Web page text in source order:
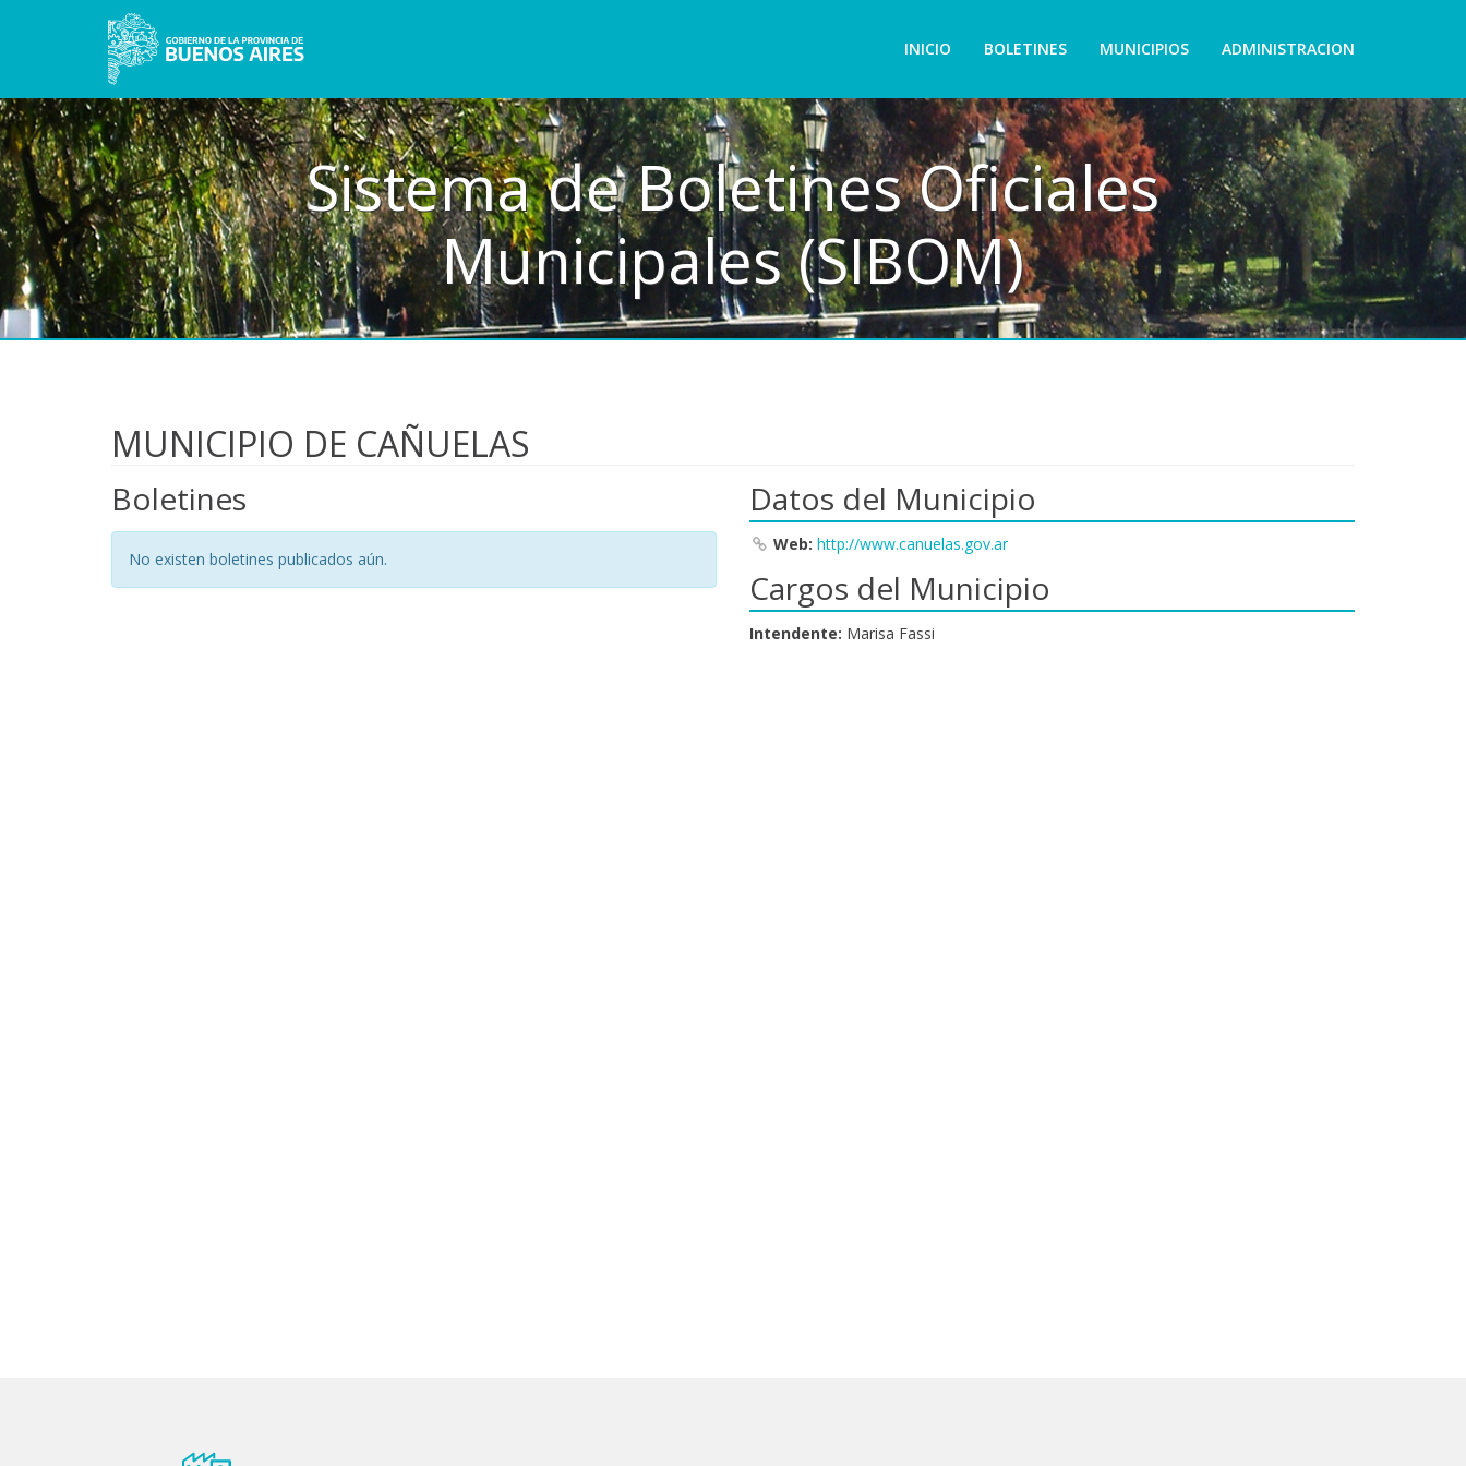
INICIO BOLETINES MUNICIPIOS ADMINISTRACION
Sistema de Boletines Oficiales
Municipales (SIBOM)
MUNICIPIO DE CAÑUELAS
Boletines
No existen boletines publicados aún.
Datos del Municipio
Web: http://www.canuelas.gov.ar
Cargos del Municipio
Intendente: Marisa Fassi